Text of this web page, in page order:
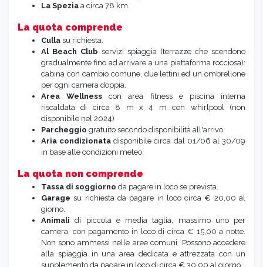
La Spezia a circa 78 km.
La quota comprende
Culla su richiesta.
Al Beach Club servizi spiaggia (terrazze che scendono
gradualmente fino ad arrivare a una piattaforma rocciosa):
cabina con cambio comune, due lettini ed un ombrellone
per ogni camera doppia.
Area Wellnesscon area fitness e piscina interna
riscaldata di circa 8 m x 4 m con whirlpool (non
disponibile nel 2024)
Parcheggio gratuito secondo disponibilità all'arrivo.
Aria condizionata disponibile circa dal 01/06 al 30/09
in base alle condizioni meteo.
La quota non comprende
Tassa di soggiorno da pagare in loco se prevista.
Garage su richiesta da pagare in loco circa € 20,00 al
giorno.
Animalidi piccola e media taglia, massimo uno per
camera, con pagamento in loco di circa € 15,00 a notte.
Non sono ammessi nelle aree comuni. Possono accedere
alla spiaggia in una area dedicata e attrezzata con un
supplemento da pagare in loco di circa € 30,00 al giorno.